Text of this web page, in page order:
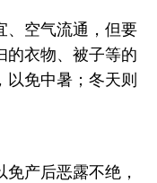
、空气流通，但要
的衣物、被子等的
以免中暑；冬天则
产后恶露不绝，